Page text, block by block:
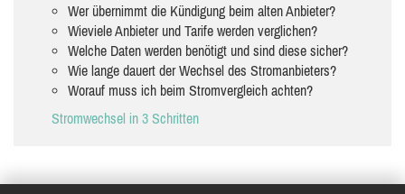
Wer übernimmt die Kündigung beim alten Anbieter?
Wieviele Anbieter und Tarife werden verglichen?
Welche Daten werden benötigt und sind diese sicher?
Wie lange dauert der Wechsel des Stromanbieters?
Worauf muss ich beim Stromvergleich achten?
Stromwechsel in 3 Schritten